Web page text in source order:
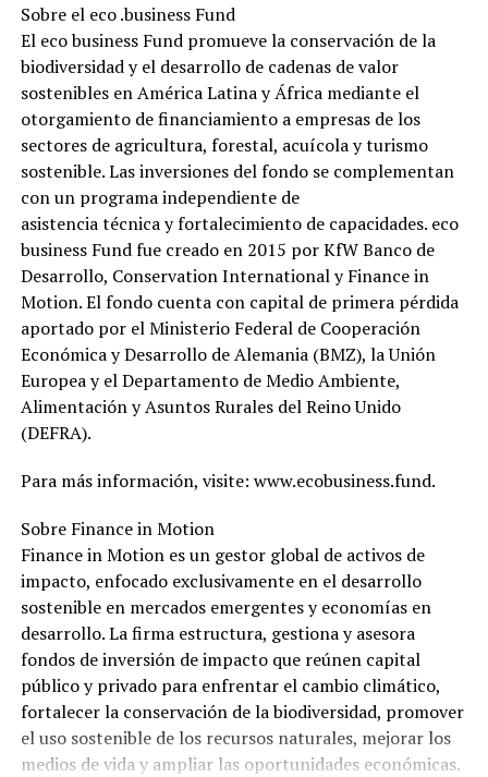
Sobre el eco .business Fund
El eco business Fund promueve la conservación de la
biodiversidad y el desarrollo de cadenas de valor
sostenibles en América Latina y África mediante el
otorgamiento de financiamiento a empresas de los
sectores de agricultura, forestal, acuícola y turismo
sostenible. Las inversiones del fondo se complementan
con un programa independiente de
asistencia técnica y fortalecimiento de capacidades. eco
business Fund fue creado en 2015 por KfW Banco de
Desarrollo, Conservation International y Finance in
Motion. El fondo cuenta con capital de primera pérdida
aportado por el Ministerio Federal de Cooperación
Económica y Desarrollo de Alemania (BMZ), la Unión
Europea y el Departamento de Medio Ambiente,
Alimentación y Asuntos Rurales del Reino Unido
(DEFRA).
Para más información, visite: www.ecobusiness.fund.
Sobre Finance in Motion
Finance in Motion es un gestor global de activos de
impacto, enfocado exclusivamente en el desarrollo
sostenible en mercados emergentes y economías en
desarrollo. La firma estructura, gestiona y asesora
fondos de inversión de impacto que reúnen capital
público y privado para enfrentar el cambio climático,
fortalecer la conservación de la biodiversidad, promover
el uso sostenible de los recursos naturales, mejorar los
medios de vida y ampliar las oportunidades económicas.